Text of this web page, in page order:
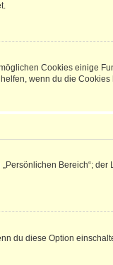
Cookies einige
wenn du die Cookies
Bereich“; der
du diese Option